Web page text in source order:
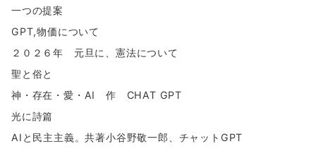
一つの提案
GPT,物価について
２０２６年 元旦に、憲法について
聖と俗と
神・存在・愛・AI 作 CHAT GPT
光に詩篇
AIと民主主義。共著小谷野敬一郎、チャットGPT